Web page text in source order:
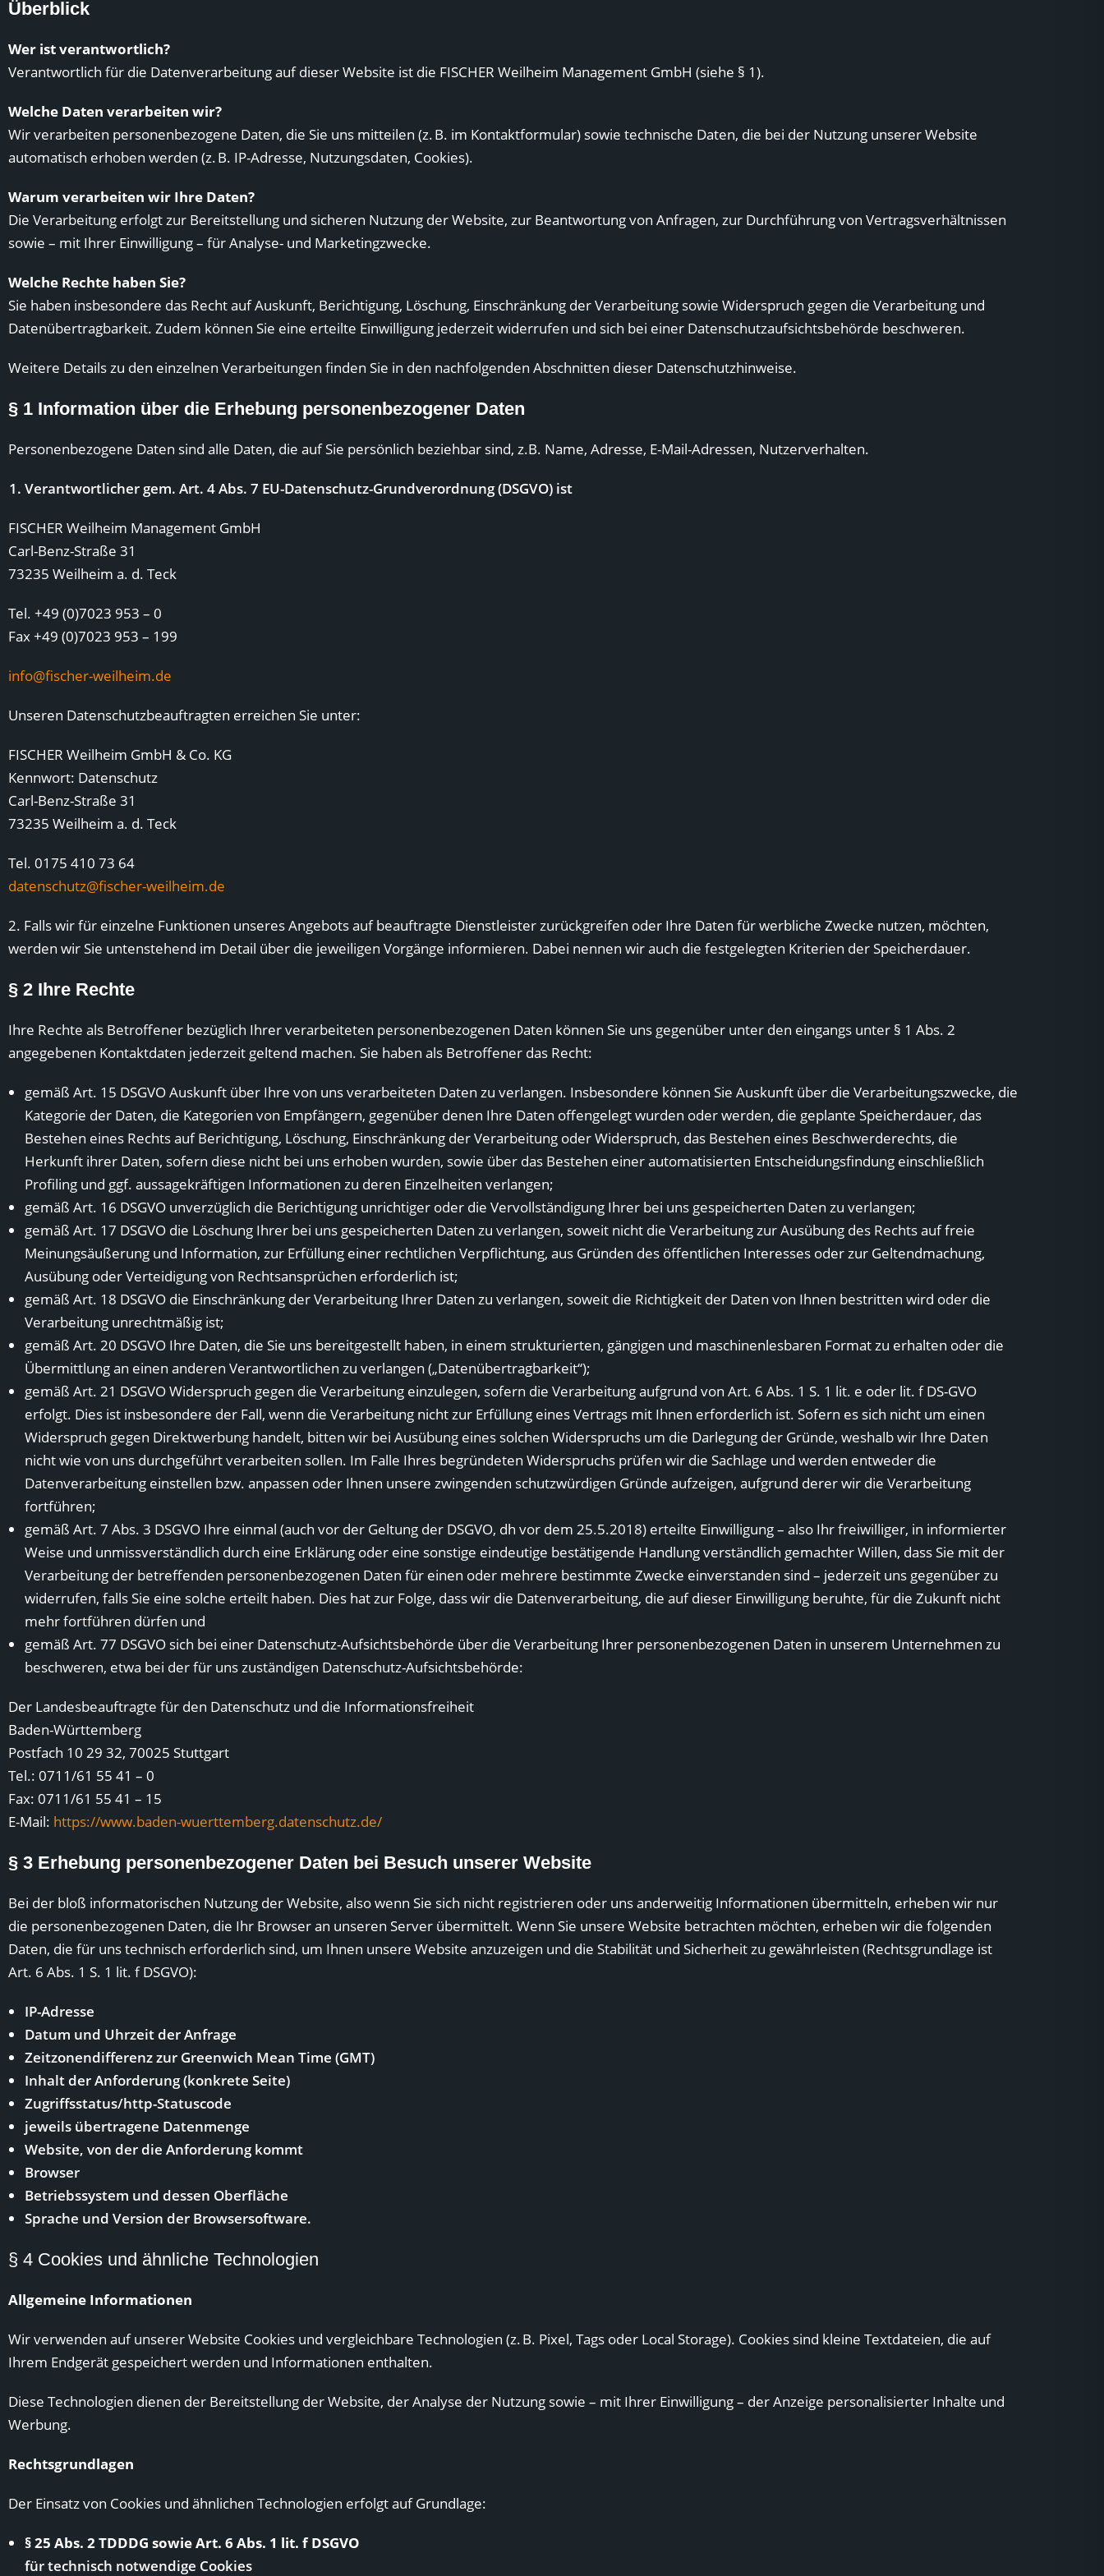
Überblick
Wer ist verantwortlich?
Verantwortlich für die Datenverarbeitung auf dieser Website ist die FISCHER Weilheim Management GmbH (siehe § 1).
Welche Daten verarbeiten wir?
Wir verarbeiten personenbezogene Daten, die Sie uns mitteilen (z. B. im Kontaktformular) sowie technische Daten, die bei der Nutzung unserer Website
automatisch erhoben werden (z. B. IP-Adresse, Nutzungsdaten, Cookies).
Warum verarbeiten wir Ihre Daten?
Die Verarbeitung erfolgt zur Bereitstellung und sicheren Nutzung der Website, zur Beantwortung von Anfragen, zur Durchführung von Vertragsverhältnissen
sowie – mit Ihrer Einwilligung – für Analyse- und Marketingzwecke.
Welche Rechte haben Sie?
Sie haben insbesondere das Recht auf Auskunft, Berichtigung, Löschung, Einschränkung der Verarbeitung sowie Widerspruch gegen die Verarbeitung und
Datenübertragbarkeit. Zudem können Sie eine erteilte Einwilligung jederzeit widerrufen und sich bei einer Datenschutzaufsichtsbehörde beschweren.
Weitere Details zu den einzelnen Verarbeitungen finden Sie in den nachfolgenden Abschnitten dieser Datenschutzhinweise.
§ 1 Information über die Erhebung personenbezogener Daten
Personenbezogene Daten sind alle Daten, die auf Sie persönlich beziehbar sind, z.B. Name, Adresse, E-Mail-Adressen, Nutzerverhalten.
Verantwortlicher gem. Art. 4 Abs. 7 EU-Datenschutz-Grundverordnung (DSGVO) ist
FISCHER Weilheim Management GmbH
Carl-Benz-Straße 31
73235 Weilheim a. d. Teck
Tel. +49 (0)7023 953 – 0
Fax +49 (0)7023 953 – 199
info@fischer-weilheim.de
Unseren Datenschutzbeauftragten erreichen Sie unter:
FISCHER Weilheim GmbH & Co. KG
Kennwort: Datenschutz
Carl-Benz-Straße 31
73235 Weilheim a. d. Teck
Tel. 0175 410 73 64
datenschutz@fischer-weilheim.de
2. Falls wir für einzelne Funktionen unseres Angebots auf beauftragte Dienstleister zurückgreifen oder Ihre Daten für werbliche Zwecke nutzen, möchten,
werden wir Sie untenstehend im Detail über die jeweiligen Vorgänge informieren. Dabei nennen wir auch die festgelegten Kriterien der Speicherdauer.
§ 2 Ihre Rechte
Ihre Rechte als Betroffener bezüglich Ihrer verarbeiteten personenbezogenen Daten können Sie uns gegenüber unter den eingangs unter § 1 Abs. 2
angegebenen Kontaktdaten jederzeit geltend machen. Sie haben als Betroffener das Recht:
gemäß Art. 15 DSGVO Auskunft über Ihre von uns verarbeiteten Daten zu verlangen. Insbesondere können Sie Auskunft über die Verarbeitungszwecke, die
Kategorie der Daten, die Kategorien von Empfängern, gegenüber denen Ihre Daten offengelegt wurden oder werden, die geplante Speicherdauer, das
Bestehen eines Rechts auf Berichtigung, Löschung, Einschränkung der Verarbeitung oder Widerspruch, das Bestehen eines Beschwerderechts, die
Herkunft ihrer Daten, sofern diese nicht bei uns erhoben wurden, sowie über das Bestehen einer automatisierten Entscheidungsfindung einschließlich
Profiling und ggf. aussagekräftigen Informationen zu deren Einzelheiten verlangen;
gemäß Art. 16 DSGVO unverzüglich die Berichtigung unrichtiger oder die Vervollständigung Ihrer bei uns gespeicherten Daten zu verlangen;
gemäß Art. 17 DSGVO die Löschung Ihrer bei uns gespeicherten Daten zu verlangen, soweit nicht die Verarbeitung zur Ausübung des Rechts auf freie
Meinungsäußerung und Information, zur Erfüllung einer rechtlichen Verpflichtung, aus Gründen des öffentlichen Interesses oder zur Geltendmachung,
Ausübung oder Verteidigung von Rechtsansprüchen erforderlich ist;
gemäß Art. 18 DSGVO die Einschränkung der Verarbeitung Ihrer Daten zu verlangen, soweit die Richtigkeit der Daten von Ihnen bestritten wird oder die
Verarbeitung unrechtmäßig ist;
gemäß Art. 20 DSGVO Ihre Daten, die Sie uns bereitgestellt haben, in einem strukturierten, gängigen und maschinenlesbaren Format zu erhalten oder die
Übermittlung an einen anderen Verantwortlichen zu verlangen („Datenübertragbarkeit“);
gemäß Art. 21 DSGVO Widerspruch gegen die Verarbeitung einzulegen, sofern die Verarbeitung aufgrund von Art. 6 Abs. 1 S. 1 lit. e oder lit. f DS-GVO
erfolgt. Dies ist insbesondere der Fall, wenn die Verarbeitung nicht zur Erfüllung eines Vertrags mit Ihnen erforderlich ist. Sofern es sich nicht um einen
Widerspruch gegen Direktwerbung handelt, bitten wir bei Ausübung eines solchen Widerspruchs um die Darlegung der Gründe, weshalb wir Ihre Daten
nicht wie von uns durchgeführt verarbeiten sollen. Im Falle Ihres begründeten Widerspruchs prüfen wir die Sachlage und werden entweder die
Datenverarbeitung einstellen bzw. anpassen oder Ihnen unsere zwingenden schutzwürdigen Gründe aufzeigen, aufgrund derer wir die Verarbeitung
fortführen;
gemäß Art. 7 Abs. 3 DSGVO Ihre einmal (auch vor der Geltung der DSGVO, dh vor dem 25.5.2018) erteilte Einwilligung – also Ihr freiwilliger, in informierter
Weise und unmissverständlich durch eine Erklärung oder eine sonstige eindeutige bestätigende Handlung verständlich gemachter Willen, dass Sie mit der
Verarbeitung der betreffenden personenbezogenen Daten für einen oder mehrere bestimmte Zwecke einverstanden sind – jederzeit uns gegenüber zu
widerrufen, falls Sie eine solche erteilt haben. Dies hat zur Folge, dass wir die Datenverarbeitung, die auf dieser Einwilligung beruhte, für die Zukunft nicht
mehr fortführen dürfen und
gemäß Art. 77 DSGVO sich bei einer Datenschutz-Aufsichtsbehörde über die Verarbeitung Ihrer personenbezogenen Daten in unserem Unternehmen zu
beschweren, etwa bei der für uns zuständigen Datenschutz-Aufsichtsbehörde:
Der Landesbeauftragte für den Datenschutz und die Informationsfreiheit
Baden-Württemberg
Postfach 10 29 32, 70025 Stuttgart
Tel.: 0711/61 55 41 – 0
Fax: 0711/61 55 41 – 15
E-Mail: https://www.baden-wuerttemberg.datenschutz.de/
§ 3 Erhebung personenbezogener Daten bei Besuch unserer Website
Bei der bloß informatorischen Nutzung der Website, also wenn Sie sich nicht registrieren oder uns anderweitig Informationen übermitteln, erheben wir nur
die personenbezogenen Daten, die Ihr Browser an unseren Server übermittelt. Wenn Sie unsere Website betrachten möchten, erheben wir die folgenden
Daten, die für uns technisch erforderlich sind, um Ihnen unsere Website anzuzeigen und die Stabilität und Sicherheit zu gewährleisten (Rechtsgrundlage ist
Art. 6 Abs. 1 S. 1 lit. f DSGVO):
IP-Adresse
Datum und Uhrzeit der Anfrage
Zeitzonendifferenz zur Greenwich Mean Time (GMT)
Inhalt der Anforderung (konkrete Seite)
Zugriffsstatus/http-Statuscode
jeweils übertragene Datenmenge
Website, von der die Anforderung kommt
Browser
Betriebssystem und dessen Oberfläche
Sprache und Version der Browsersoftware.
§ 4 Cookies und ähnliche Technologien
Allgemeine Informationen
Wir verwenden auf unserer Website Cookies und vergleichbare Technologien (z. B. Pixel, Tags oder Local Storage). Cookies sind kleine Textdateien, die auf
Ihrem Endgerät gespeichert werden und Informationen enthalten.
Diese Technologien dienen der Bereitstellung der Website, der Analyse der Nutzung sowie – mit Ihrer Einwilligung – der Anzeige personalisierter Inhalte und
Werbung.
Rechtsgrundlagen
Der Einsatz von Cookies und ähnlichen Technologien erfolgt auf Grundlage:
§ 25 Abs. 2 TDDDG sowie Art. 6 Abs. 1 lit. f DSGVO
für technisch notwendige Cookies